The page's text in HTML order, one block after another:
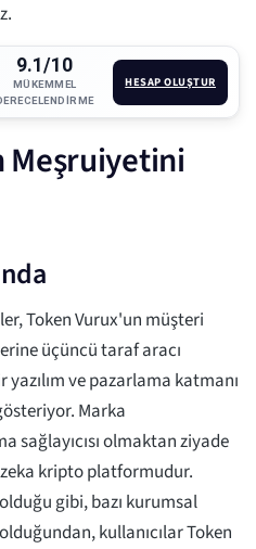
9.1/10
MÜKEMMEL
HESAP OLUŞTUR
Meşruiyetini
Token Vurux'un müşteri
üçüncü taraf aracı
ve pazarlama katmanı
Marka
sağlayıcısı olmaktan ziyade
kripto platformudur.
gibi, bazı kurumsal
kullanıcılar Token